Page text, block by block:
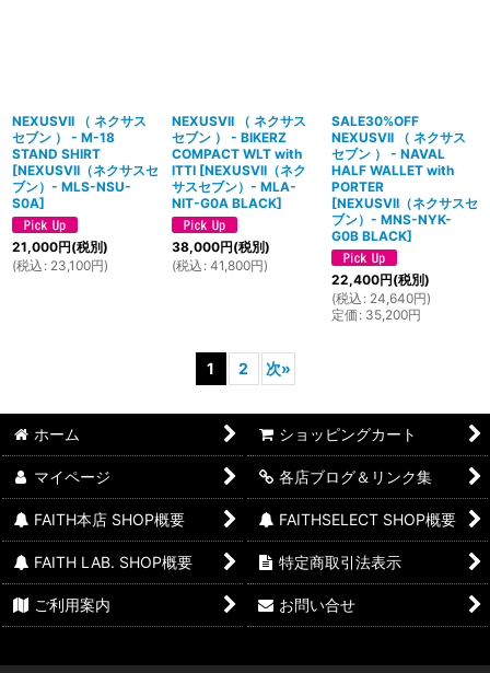
NEXUSVII （ ネクサス
セブン ） - M-18
STAND SHIRT
[NEXUSVII（ネクサスセ
ブン）- MLS-NSU-
S0A]
21,000円(税別)
(税込 : 23,100円)
NEXUSVII （ ネクサス
セブン ） - BIKERZ
COMPACT WLT with
ITTI [NEXUSVII（ネク
サスセブン）- MLA-
NIT-G0A BLACK]
38,000円(税別)
(税込 : 41,800円)
SALE30%OFF
NEXUSVII （ ネクサス
セブン ） - NAVAL
HALF WALLET with
PORTER
[NEXUSVII（ネクサスセ
ブン）- MNS-NYK-
G0B BLACK]
22,400円(税別)
(税込 : 24,640円)
定価 : 35,200円
1 2 次»
ホーム ショッピングカート
マイページ 各店ブログ＆リンク集
FAITH本店 SHOP概要 FAITHSELECT SHOP概要
FAITH LAB. SHOP概要 特定商取引法表示
ご利用案内 お問い合せ